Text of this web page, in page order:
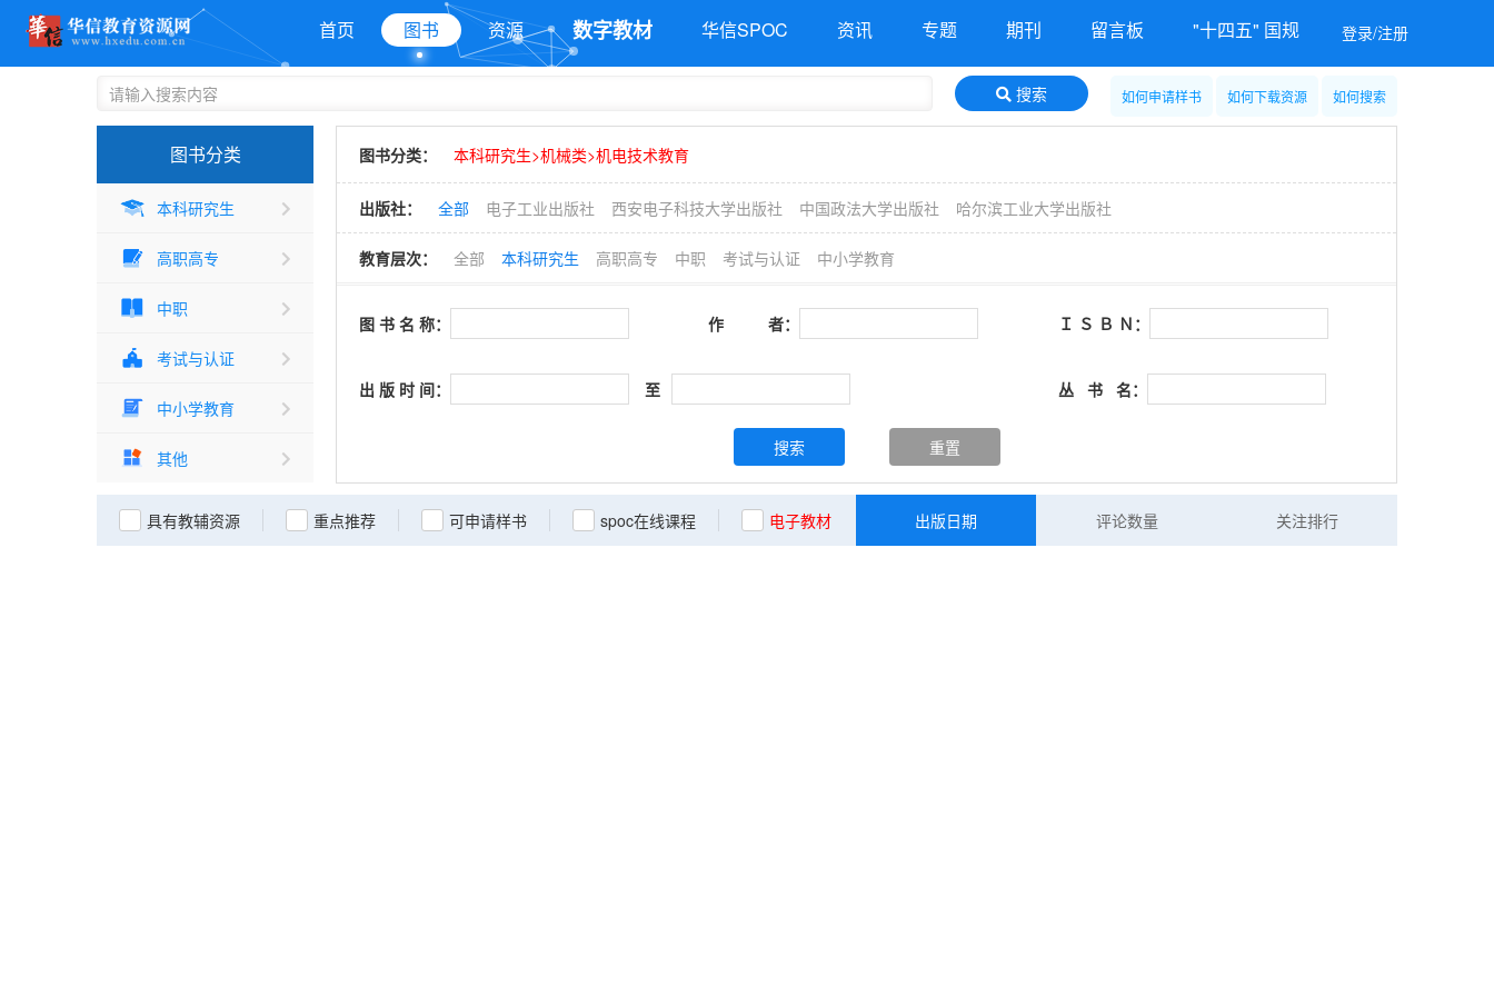
首页 图书 资源 数字教材 华信SPOC 资讯 专题 期刊 留言板 "十四五" 国规 登录/注册
搜索 如何申请样书 如何下载资源 如何搜索
图书分类
本科研究生
高职高专
中职
考试与认证
中小学教育
其他
图书分类： 本科研究生>机械类>机电技术教育
出版社： 全部 电子工业出版社 西安电子科技大学出版社 中国政法大学出版社 哈尔滨工业大学出版社
教育层次： 全部 本科研究生 高职高专 中职 考试与认证 中小学教育
图 书 名 称： 作 者： Ｉ Ｓ Ｂ Ｎ：
出 版 时 间： 至 丛 书 名：
搜索 重置
具有教辅资源 重点推荐 可申请样书 spoc在线课程 电子教材 关注排行
评论数量
出版日期